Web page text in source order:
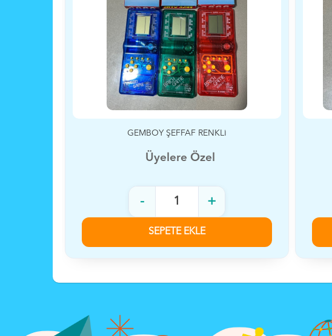
KUTU RENKLİ 8,5 TABLET
Üyelere Özel
- +
SEPETE EKLE